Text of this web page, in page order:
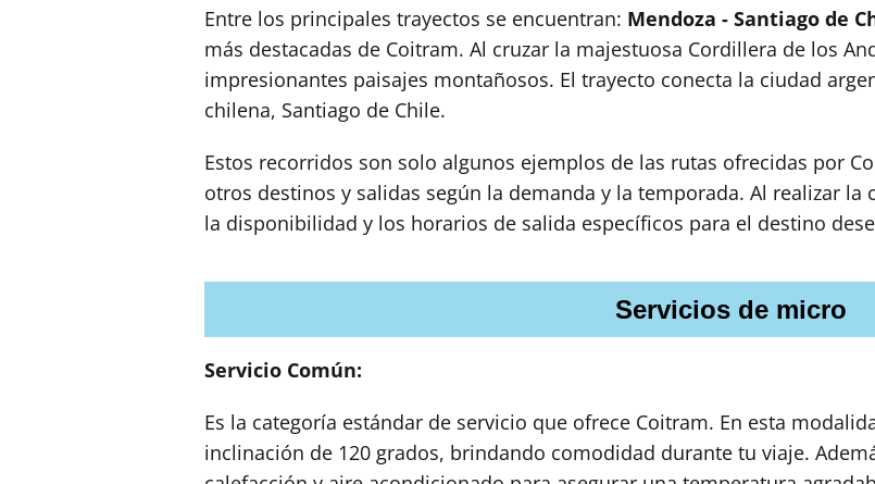
Entre los principales trayectos se encuentran: Mendoza - Santiago de
más destacadas de Coitram. Al cruzar la majestuosa Cordillera de los
impresionantes paisajes montañosos. El trayecto conecta la ciudad
chilena, Santiago de Chile.
Estos recorridos son solo algunos ejemplos de las rutas ofrecidas por
otros destinos y salidas según la demanda y la temporada. Al realizar
la disponibilidad y los horarios de salida específicos para el destino
Servicios de micro
Servicio Común:
Es la categoría estándar de servicio que ofrece Coitram. En esta
inclinación de 120 grados, brindando comodidad durante tu viaje.